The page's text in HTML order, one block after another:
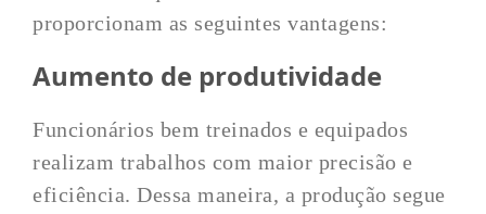
proporcionam as seguintes vantagens:
Aumento de produtividade
Funcionários bem treinados e equipados
realizam trabalhos com maior precisão e
eficiência. Dessa maneira, a produção segue